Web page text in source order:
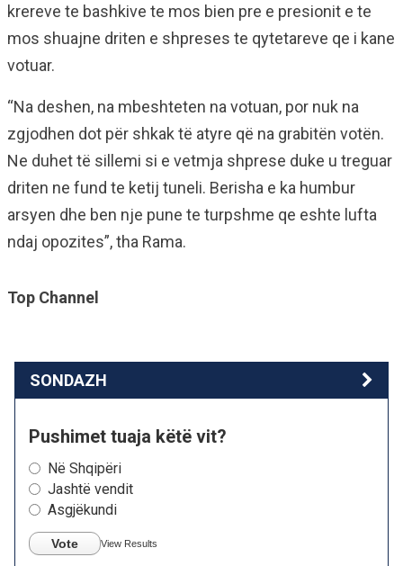
krereve te bashkive te mos bien pre e presionit e te
mos shuajne driten e shpreses te qytetareve qe i kane
votuar.
“Na deshen, na mbeshteten na votuan, por nuk na
zgjodhen dot për shkak të atyre që na grabitën votën.
Ne duhet të sillemi si e vetmja shprese duke u treguar
driten ne fund te ketij tuneli. Berisha e ka humbur
arsyen dhe ben nje pune te turpshme qe eshte lufta
ndaj opozites”, tha Rama.
Top Channel
SONDAZH
Pushimet tuaja këtë vit?
Në Shqipëri
Jashtë vendit
Asgjëkundi
Vote View Results